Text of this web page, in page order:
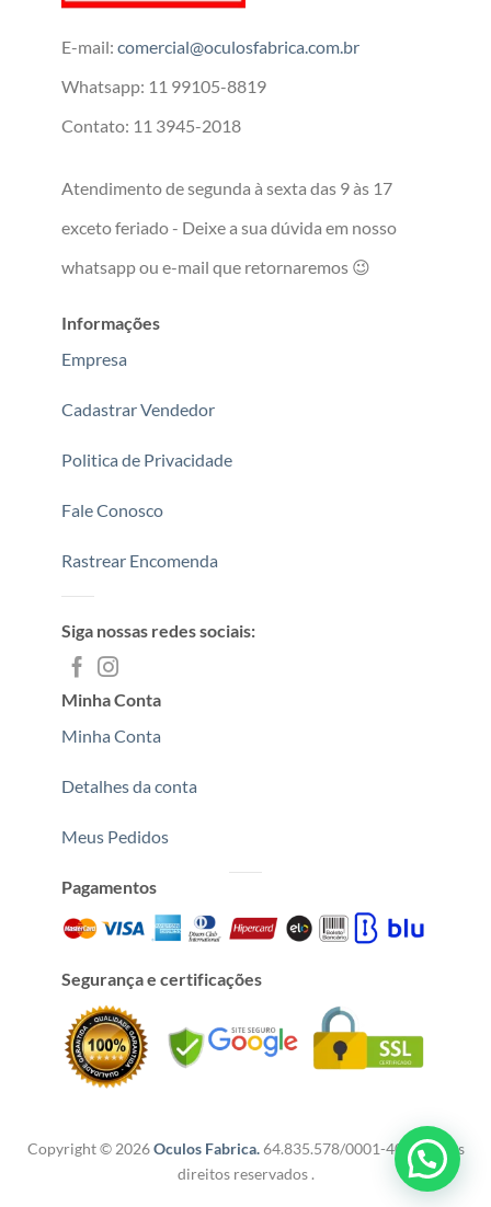
E-mail: comercial@oculosfabrica.com.br
Whatsapp: 11 99105-8819
Contato: 11 3945-2018
Atendimento de segunda à sexta das 9 às 17
exceto feriado - Deixe a sua dúvida em nosso
whatsapp ou e-mail que retornaremos 😉
Informações
Empresa
Cadastrar Vendedor
Politica de Privacidade
Fale Conosco
Rastrear Encomenda
Siga nossas redes sociais:
Minha Conta
Minha Conta
Detalhes da conta
Meus Pedidos
Pagamentos
Segurança e certificações
Copyright © 2026Oculos Fabrica.64.835.578/0001-40 Todos os
direitos reservados .